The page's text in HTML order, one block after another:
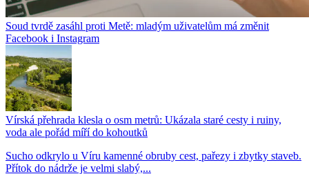
Soud tvrdě zasáhl proti Metě: mladým uživatelům má změnit
Facebook i Instagram
Vírská přehrada klesla o osm metrů: Ukázala staré cesty i ruiny,
voda ale pořád míří do kohoutků
Sucho odkrylo u Víru kamenné obruby cest, pařezy i zbytky staveb.
Přítok do nádrže je velmi slabý,...